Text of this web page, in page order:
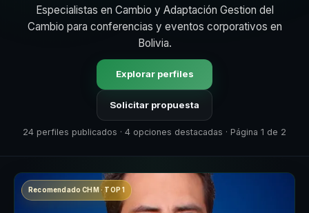
Especialistas en Cambio y Adaptación Gestion del
Cambio para conferencias y eventos corporativos en
Bolivia.
Explorar perfiles
Solicitar propuesta
24 perfiles publicados · 4 opciones destacadas · Página 1 de 2
Recomendado CHM · TOP 1